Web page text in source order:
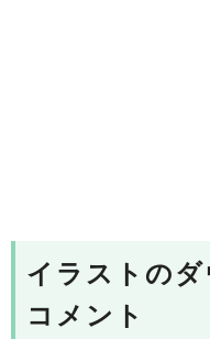
イラストの
コメント